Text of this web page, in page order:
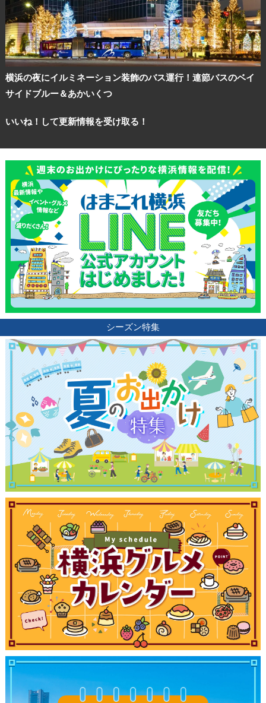
横浜の夜にイルミネーション装飾のバス運行！連節バスのベイ
サイドブルー＆あかいくつ
いいね！して更新情報を受け取る！
シーズン特集
観光ガイド
ランキング
ブログ記事
サイトについて